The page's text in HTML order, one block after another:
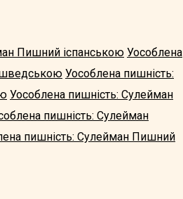
Пишний іспанською Уособлена
шведською Уособлена пишність:
Уособлена пишність: Сулейман
пишність: Сулейман
пишність: Сулейман Пишний